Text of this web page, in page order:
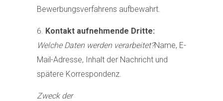
Bewerbungsverfahrens aufbewahrt.
Kontakt aufnehmende Dritte:
Welche Daten werden verarbeitet?Name, E-
Mail-Adresse, Inhalt der Nachricht und
spätere Korrespondenz.
Zweck der